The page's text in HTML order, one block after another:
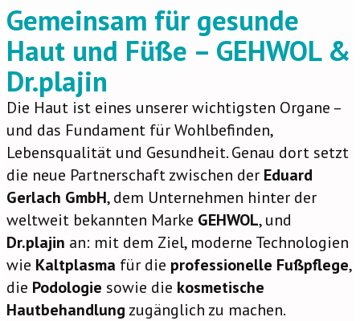
Gemeinsam für gesunde
Haut und Füße – GEHWOL &
Dr.plajin
Die Haut ist eines unserer wichtigsten Organe –
und das Fundament für Wohlbefinden,
Lebensqualität und Gesundheit. Genau dort setzt
die neue Partnerschaft zwischen der Eduard
Gerlach GmbH, dem Unternehmen hinter der
weltweit bekannten Marke GEHWOL, und
Dr.plajin an: mit dem Ziel, moderne Technologien
wie Kaltplasma für die professionelle Fußpflege,
die Podologie sowie die kosmetische
Hautbehandlung zugänglich zu machen.